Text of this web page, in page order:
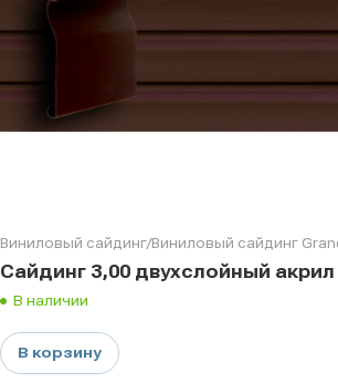
Виниловый сайдинг/Виниловый сайдинг
Сайдинг 3,00 двухслойный
В наличии
В корзину